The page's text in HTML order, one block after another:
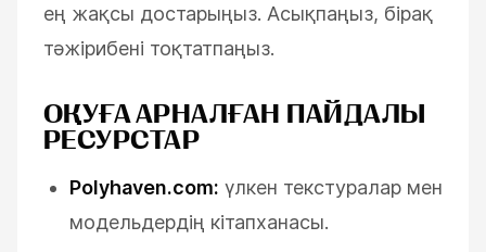
ең жақсы достарыңыз. Асықпаңыз, бірақ
тәжірибені тоқтатпаңыз.
ОҚУҒА АРНАЛҒАН ПАЙДАЛЫ
РЕСУРСТАР
Polyhaven.com: үлкен текстуралар мен
модельдердің кітапханасы.